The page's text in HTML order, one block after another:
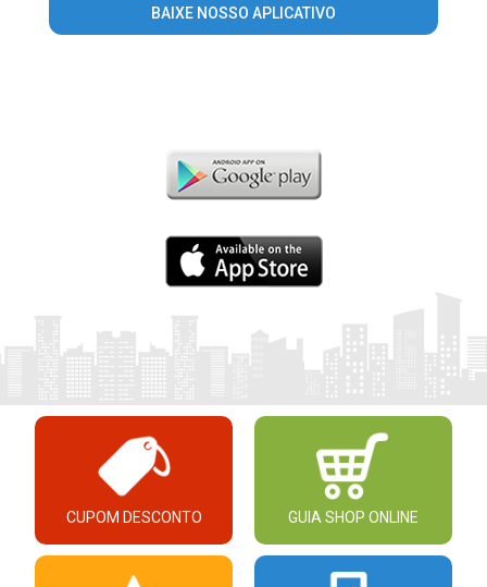
BAIXE NOSSO APLICATIVO
CUPOM DESCONTO GUIA SHOP ONLINE